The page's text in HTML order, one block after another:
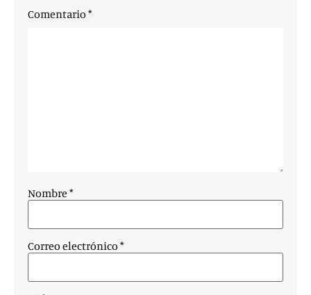
Comentario *
Nombre *
Correo electrónico *